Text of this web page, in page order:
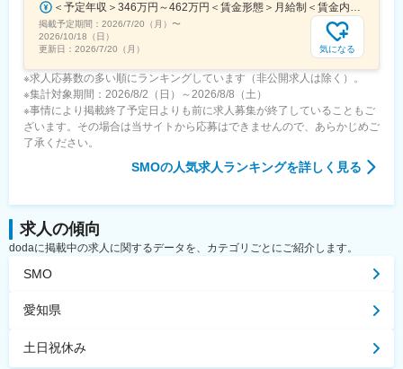
＜予定年収＞346万円～462万円＜賃金形態＞月給制＜賃金内訳＞月額（基本給）：210,500円～277,900円その他固定手当/月：8,000円～15,000円＜月給＞218,500円～292,900円＜昇給有無＞有＜残業手当＞有＜給与補足＞前職・経験を考慮の上、決定致します。■年収内訳＝基本給×12ヶ月＋賞与（基本給×4ヶ月)■賞与：年2回（6月、12月）／昇給：年1回（10月）※業績に応じ、決算賞与（秋季賞与）支給の場合あり（10月）■時間外・休日出勤手当等の割増賃金は別途支給賃金はあくまでも目安の金額であり、選考を通じて上下する可能性があります。月給(月額)は固定手当を含めた表記です。
掲載予定期間： 2026/7/20（月） 〜
2026/10/18（日）
更新日： 2026/7/20（月） 気になる
※求人応募数の多い順にランキングしています（非公開求人は除く）。
※集計対象期間：2026/8/2（日）～2026/8/8（土）
※事情により掲載終了予定日よりも前に求人募集が終了していることもご
ざいます。その場合は当サイトから応募はできませんので、あらかじめご
了承ください。
SMOの人気求人ランキングを詳しく見る
求人の傾向
dodaに掲載中の求人に関するデータを、カテゴリごとにご紹介します。
SMO
愛知県
土日祝休み